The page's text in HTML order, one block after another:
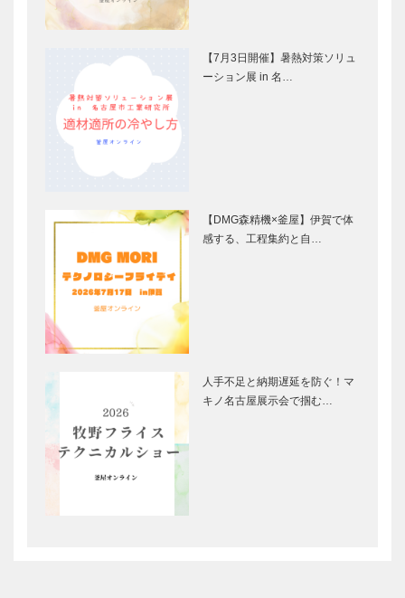
【7月3日開催】暑熱対策ソリュ
ーション展 in 名…
【DMG森精機×釜屋】伊賀で体
感する、工程集約と自…
人手不足と納期遅延を防ぐ！マ
キノ名古屋展示会で掴む…